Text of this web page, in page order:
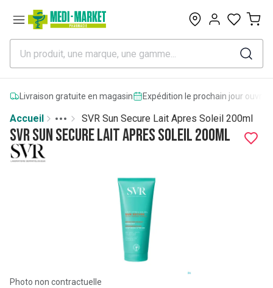
0
Livraison gratuite en magasin Expédition le prochain jour
Accueil
More
Toggle menu
SVR Sun Secure Lait Apres Soleil 200ml
SVR Sun Secure Lait Apres Soleil 200ml
Photo non contractuelle